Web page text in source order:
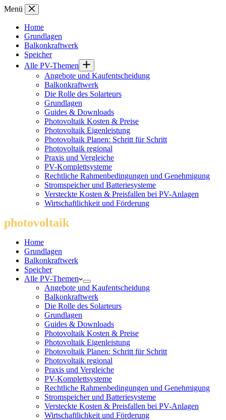
Zum
springen
Menü
Home
Grundlagen
Balkonkraftwerk
Speicher
Alle PV-Themen
Angebote und Kaufentscheidung
Balkonkraftwerk
Die Rolle des Solarteurs
Grundlagen
Guides & Downloads
Photovoltaik Kosten & Preise
Photovoltaik Eigenleistung
Photovoltaik Planen: Schritt für Schritt
Photovoltaik regional
Praxis und Vergleiche
PV-Komplettsysteme
Rechtliche Rahmenbedingungen und Genehmigung
Stromspeicher und Batteriesysteme
Versteckte Kosten & Preisfallen bei PV-Anlagen
Wirtschaftlichkeit und Förderung
photovoltaik
Home
Grundlagen
Balkonkraftwerk
Speicher
Alle PV-Themen
Angebote und Kaufentscheidung
Balkonkraftwerk
Die Rolle des Solarteurs
Grundlagen
Guides & Downloads
Photovoltaik Kosten & Preise
Photovoltaik Eigenleistung
Photovoltaik Planen: Schritt für Schritt
Photovoltaik regional
Praxis und Vergleiche
PV-Komplettsysteme
Rechtliche Rahmenbedingungen und Genehmigung
Stromspeicher und Batteriesysteme
Versteckte Kosten & Preisfallen bei PV-Anlagen
Wirtschaftlichkeit und Förderung